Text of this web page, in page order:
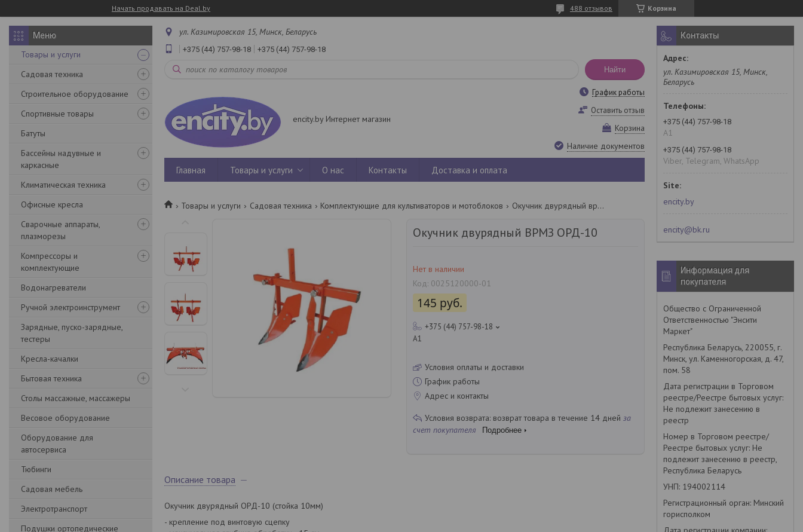
Начать продавать на Deal.by Корзина
488 отзывов
Товары и услуги
Садовая техника
Строительное оборудование
Спортивные товары
Батуты
Бассейны надувные и
каркасные
Климатическая техника
Офисные кресла
Сварочные аппараты,
плазморезы
Компрессоры и
комплектующие
Водонагреватели
Ручной электроинструмент
Зарядные, пуско-зарядные,
тестеры
Кресла-качалки
Бытовая техника
Столы массажные, массажеры
Весовое оборудование
Оборудование для
автосервиса
Тюбинги
Садовая мебель
Электротранспорт
Подушки ортопедические
ул. Казимировская 15, Минск, Беларусь
+375 (44) 757-98-18 +375 (44) 757-98-18
Найти
encity.by Интернет магазин
График работы
Оставить отзыв
Корзина
Наличие документов
Главная Товары и услуги О нас Контакты Доставка и оплата
Товары и услуги Садовая техника Комплектующие для культиваторов и мотоблоков Окучник двурядный врмз орд-10
Окучник двурядный ВРМЗ ОРД-10
Нет в наличии
Код: 0025120000-01
145 руб.
+375 (44) 757-98-18
A1
Условия оплаты и доставки
График работы
Адрес и контакты
возврат товара в течение 14 дней за
счет покупателя
Подробнее
Описание товара
Окучник двурядный ОРД-10 (стойка 10мм)
- крепление под винтовую сцепку
Контакты
ул. Казимировская 15, Минск,
Беларусь
+375 (44) 757-98-18
A1
+375 (44) 757-98-18
Viber, Telegram, WhatsApp
encity.by
encity@bk.ru
Информация для
покупателя
Общество с Ограниченной
Ответственностью "Энсити
Маркет"
Республика Беларусь, 220055, г.
Минск, ул. Каменногорская, д. 47,
пом. 58
Дата регистрации в Торговом
реестре/Реестре бытовых услуг:
Не подлежит занесению в
реестр
Номер в Торговом реестре/
Реестре бытовых услуг: Не
подлежит занесению в реестр,
Республика Беларусь
УНП: 194002114
Регистрационный орган: Минский
горисполком